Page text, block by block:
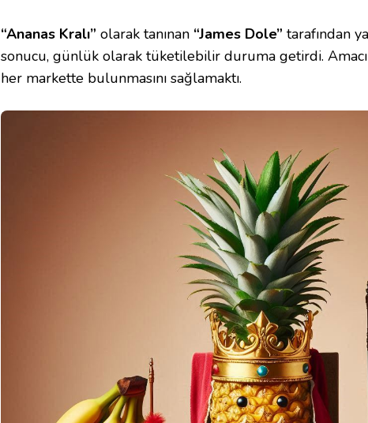
“Ananas Kralı” olarak tanınan “James Dole” tarafından
sonucu, günlük olarak tüketilebilir duruma getirdi.
her markette bulunmasını sağlamaktı.